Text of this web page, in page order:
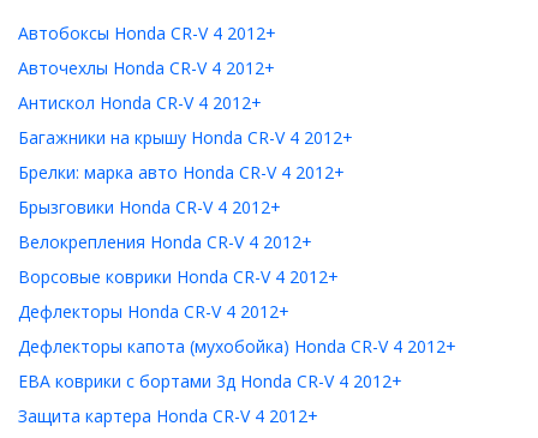
Автобоксы Honda CR-V 4 2012+
Авточехлы Honda CR-V 4 2012+
Антискол Honda CR-V 4 2012+
Багажники на крышу Honda CR-V 4 2012+
Брелки: марка авто Honda CR-V 4 2012+
Брызговики Honda CR-V 4 2012+
Велокрепления Honda CR-V 4 2012+
Ворсовые коврики Honda CR-V 4 2012+
Дефлекторы Honda CR-V 4 2012+
Дефлекторы капота (мухобойка) Honda CR-V 4 2012+
ЕВА коврики с бортами 3д Honda CR-V 4 2012+
Защита картера Honda CR-V 4 2012+